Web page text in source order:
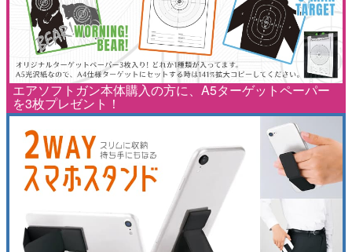
エアソフトガン本体購入の方に、A5ターゲットペーパー
を3枚プレゼント！